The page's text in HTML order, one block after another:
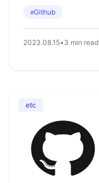
#Github
2023.08.15•3 min read
etc